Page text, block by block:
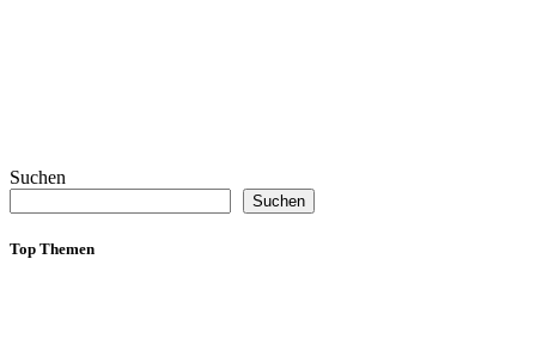
Suchen
Suchen
Top Themen